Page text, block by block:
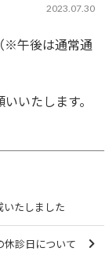
2023.07.30
※午後は通常通
いたします。
いたしました
休診日について